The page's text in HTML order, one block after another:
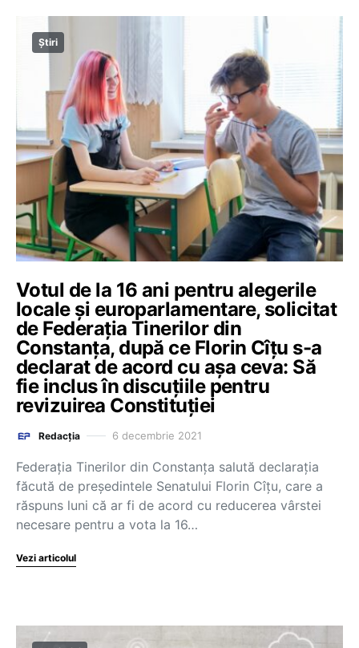
Știri
Votul de la 16 ani pentru alegerile
locale și europarlamentare, solicitat
de Federația Tinerilor din
Constanța, după ce Florin Cîțu s-a
declarat de acord cu așa ceva: Să
fie inclus în discuțiile pentru
revizuirea Constituției
Redacția 6 decembrie 2021
Federația Tinerilor din Constanța salută declarația
făcută de președintele Senatului Florin Cîțu, care a
răspuns luni că ar fi de acord cu reducerea vârstei
necesare pentru a vota la 16…
Vezi articolul